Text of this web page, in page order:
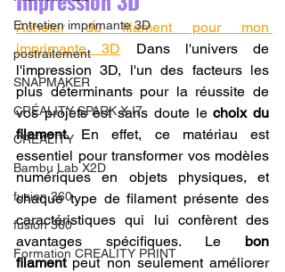
Entretien imprimante 3D
postraitement
SNAPMAKER
CRÉALITY SPARK X I7
CREALITY
Bambu Lab X2D
fusion 360
fusion 360
Formation CREALITY PRINT
Acheter du filament pour mon
imprimante 3D Dans l'univers de
l'impression 3D, l'un des facteurs les
plus déterminants pour la réussite de
vos projets est sans doute le choix du
filament. En effet, ce matériau est
essentiel pour transformer vos modèles
numériques en objets physiques, et
chaque type de filament présente des
caractéristiques qui lui confèrent des
avantages spécifiques. Le bon
filament peut non seulement améliorer